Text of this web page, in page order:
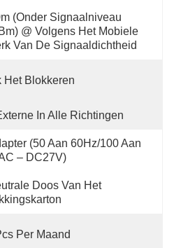
(onder Signaalniveau
@ Volgens Het Mobiele
Van De Signaaldichtheid
Het Blokkeren
In Alle Richtingen
(50 Aan 60Hz/100 Aan
– DC27V)
Doos Van Het
Per Maand